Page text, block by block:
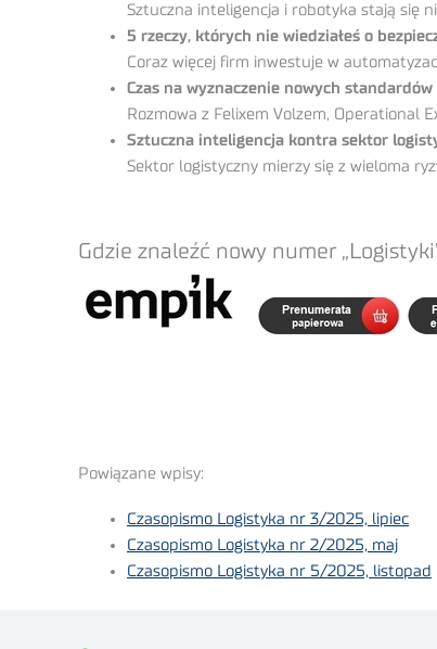
Sztuczna inteligencja i robotyka stają się
5 rzeczy, których nie wiedziałeś o
Coraz więcej firm inwestuje w
Czas na wyznaczenie nowych
Rozmowa z Felixem Volzem, Operational
Sztuczna inteligencja kontra sektor
Sektor logistyczny mierzy się z wieloma
Gdzie znaleźć nowy numer
Powiązane wpisy:
Czasopismo Logistyka nr 3/2025, lipiec
Czasopismo Logistyka nr 2/2025, maj
Czasopismo Logistyka nr 5/2025, listopad